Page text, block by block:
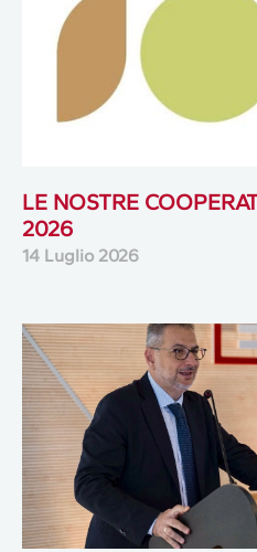
LE NOSTRE
2026
14 Luglio 2026